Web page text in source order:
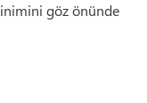
göz önünde